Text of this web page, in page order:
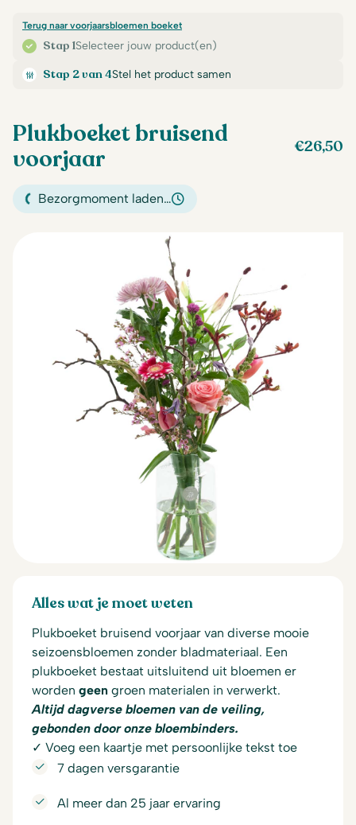
Stap 1Selecteer jouw product(en)
Terug naar voorjaarsbloemen boeket
Stap 2 van 4Stel het product samen
Plukboeket bruisend
voorjaar
€26,50
Bezorgmoment laden…
Alles wat je moet weten
Plukboeket bruisend voorjaar van diverse mooie
seizoensbloemen zonder bladmateriaal. Een
plukboeket bestaat uitsluitend uit bloemen er
worden geen groen materialen in verwerkt.
Altijd dagverse bloemen van de veiling,
gebonden door onze bloembinders.
✓ Voeg een kaartje met persoonlijke tekst toe
7 dagen versgarantie
Al meer dan 25 jaar ervaring